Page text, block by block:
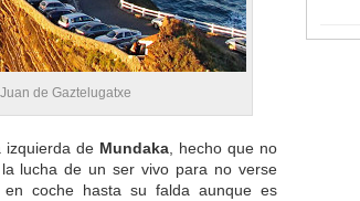
de Gaztelugatxe
izquierda de Mundaka, hecho que no
lucha de un ser vivo para no verse
coche hasta su falda aunque es